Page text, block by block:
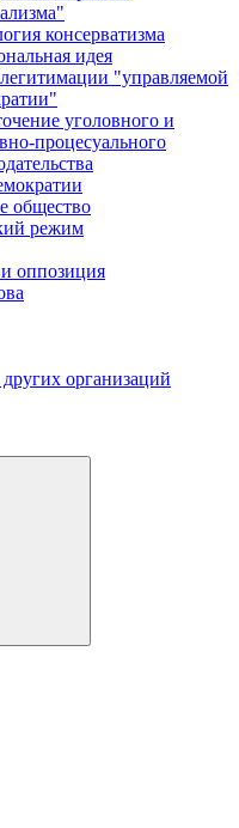
консерватизма
идея
"управляемой
уголовного и
процесуального
общество
режим
оппозиция
организаций